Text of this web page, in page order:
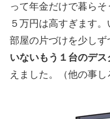
って年金だけで暮ら
５万円は高すぎます
部屋の片づけを少しず
いないもう１台のデ
えました。（他の事し